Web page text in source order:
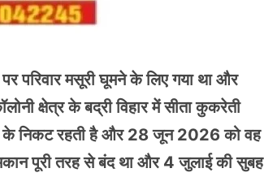
परिवार मसूरी घूमने के लिए गया था और
क्षेत्र के बद्री विहार में सीता कुकरेती
के निकट रहती है और 28 जून 2026 को वह
पूरी तरह से बंद था और 4 जुलाई की सुबह